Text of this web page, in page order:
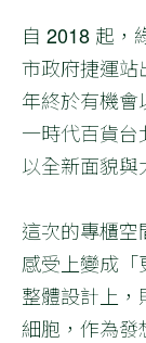
自 2018 起，
市政府捷運站
年終於有機
一時代百貨
以全新面貌與
這次的專櫃
感受上變成
整體設計上
細胞，作為發